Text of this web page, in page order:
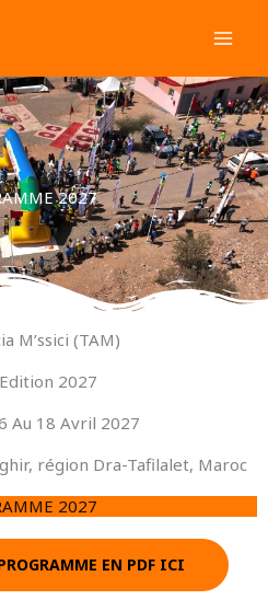
2027
M’ssici (TAM)
2027
Au 18 Avril 2027
région Dra-Tafilalet, Maroc
2027
EN PDF ICI